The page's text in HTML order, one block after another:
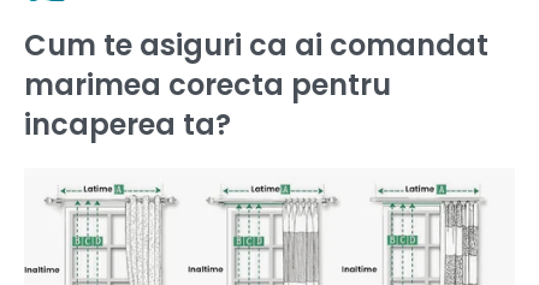
Cum te asiguri ca ai comandat
marimea corecta pentru
incaperea ta?